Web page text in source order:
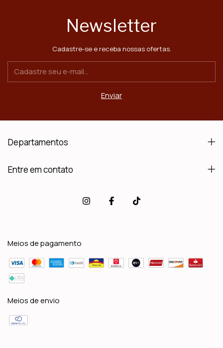
Newsletter
Cadastre-se e receba nossas ofertas.
Departamentos
Entre em contato
Meios de pagamento
Meios de envio